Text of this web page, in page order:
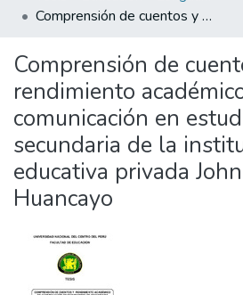
Reglamento
Estadisticas
Comprensión de cuentos y rendimiento académico de comunicación en estudiantes de secundaria de la institución educativa privada John Dewey– Huancayo
Comprensión de
rendimiento
comunicación en
secundaria de la
educativa privada
Huancayo